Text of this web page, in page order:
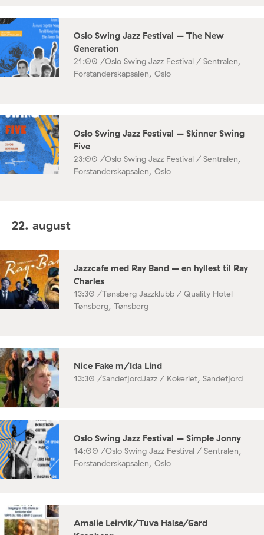
Oslo Swing Jazz Festival – The New
Generation
21:00 /Oslo Swing Jazz Festival / Sentralen,
Forstanderskapsalen, Oslo
Oslo Swing Jazz Festival – Skinner Swing
Five
23:00 /Oslo Swing Jazz Festival / Sentralen,
Forstanderskapsalen, Oslo
22. august
Jazzcafe med Ray Band – en hyllest til Ray
Charles
13:30 /Tønsberg Jazzklubb / Quality Hotel
Tønsberg, Tønsberg
Nice Fake m/Ida Lind
13:30 /SandefjordJazz / Kokeriet, Sandefjord
Oslo Swing Jazz Festival – Simple Jonny
14:00 /Oslo Swing Jazz Festival / Sentralen,
Forstanderskapsalen, Oslo
Amalie Leirvik/Tuva Halse/Gard